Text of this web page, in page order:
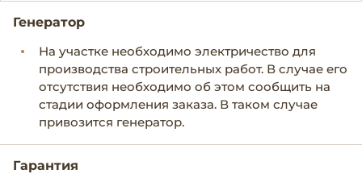
Генератор
На участке необходимо электричество для
производства строительных работ. В случае его
отсутствия необходимо об этом сообщить на
стадии оформления заказа. В таком случае
привозится генератор.
Гарантия